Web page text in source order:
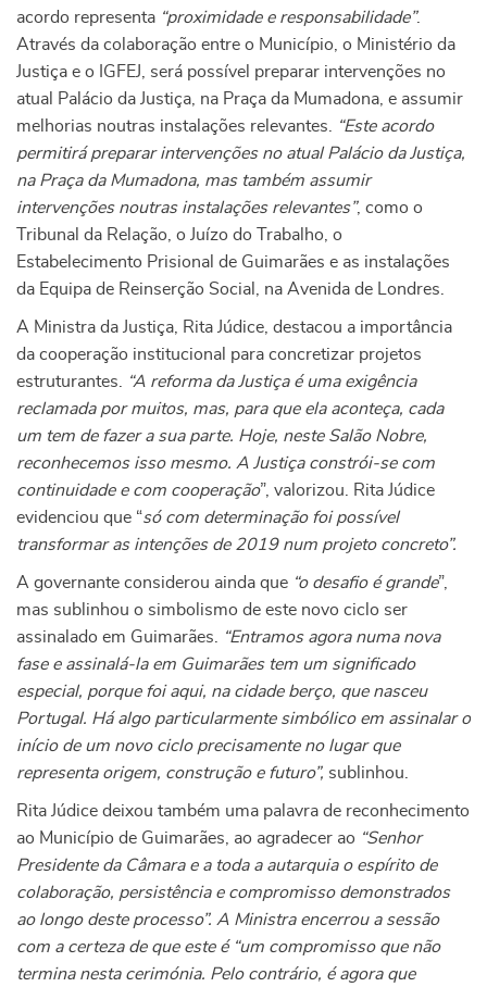
acordo representa “proximidade e responsabilidade”.
Através da colaboração entre o Município, o Ministério da
Justiça e o IGFEJ, será possível preparar intervenções no
atual Palácio da Justiça, na Praça da Mumadona, e assumir
melhorias noutras instalações relevantes.
“Este acordo
permitirá preparar intervenções no atual Palácio da Justiça,
na Praça da Mumadona, mas também assumir
intervenções noutras instalações relevantes”, como o
Tribunal da Relação, o Juízo do Trabalho, o
Estabelecimento Prisional de Guimarães e as instalações
da Equipa de Reinserção Social, na Avenida de Londres.
A Ministra da Justiça, Rita Júdice, destacou a importância
da cooperação institucional para concretizar projetos
estruturantes.
“A reforma da Justiça é uma exigência
reclamada por muitos, mas, para que ela aconteça, cada
um tem de fazer a sua parte. Hoje, neste Salão Nobre,
reconhecemos isso mesmo. A Justiça constrói-se com
continuidade e com cooperação”, valorizou. Rita Júdice
evidenciou que “só com determinação foi possível
transformar as intenções de 2019 num projeto concreto”.
A governante considerou ainda que “o desafio é grande”,
mas sublinhou o simbolismo de este novo ciclo ser
assinalado em Guimarães.
“Entramos agora numa nova
fase e assinalá-la em Guimarães tem um significado
especial, porque foi aqui, na cidade berço, que nasceu
Portugal. Há algo particularmente simbólico em assinalar o
início de um novo ciclo precisamente no lugar que
representa origem, construção e futuro”, sublinhou.
Rita Júdice deixou também uma palavra de reconhecimento
ao Município de Guimarães, ao agradecer ao “Senhor
Presidente da Câmara e a toda a autarquia o espírito de
colaboração, persistência e compromisso demonstrados
ao longo deste processo”. A Ministra encerrou a sessão
com a certeza de que este é “um compromisso que não
termina nesta cerimónia. Pelo contrário, é agora que